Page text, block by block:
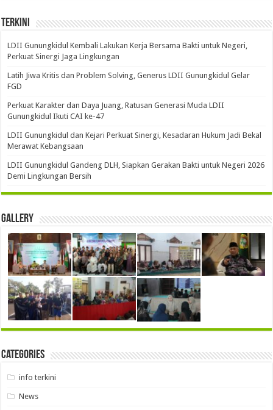
Terkini
LDII Gunungkidul Kembali Lakukan Kerja Bersama Bakti untuk Negeri,
Perkuat Sinergi Jaga Lingkungan
Latih Jiwa Kritis dan Problem Solving, Generus LDII Gunungkidul Gelar
FGD
Perkuat Karakter dan Daya Juang, Ratusan Generasi Muda LDII
Gunungkidul Ikuti CAI ke-47
LDII Gunungkidul dan Kejari Perkuat Sinergi, Kesadaran Hukum Jadi Bekal
Merawat Kebangsaan
LDII Gunungkidul Gandeng DLH, Siapkan Gerakan Bakti untuk Negeri 2026
Demi Lingkungan Bersih
Gallery
Categories
info terkini
News